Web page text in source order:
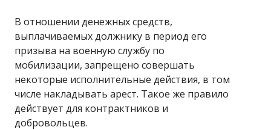
В отношении денежных средств,
выплачиваемых должнику в период его
призыва на военную службу по
мобилизации, запрещено совершать
некоторые исполнительные действия, в том
числе накладывать арест. Такое же правило
действует для контрактников и
добровольцев.